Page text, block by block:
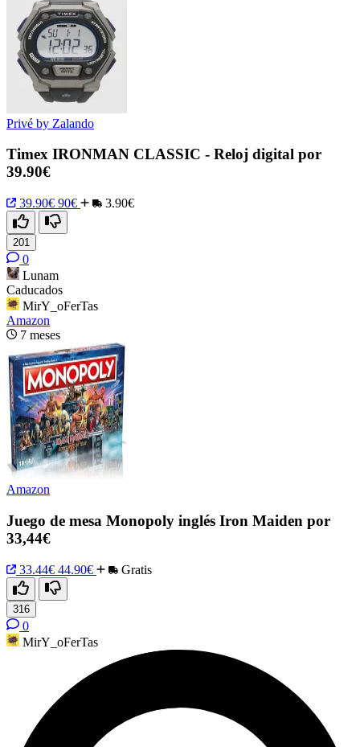
Privé by Zalando
Timex IRONMAN CLASSIC - Reloj digital por
39.90€
39.90€ 90€ 3.90€
201
0
Lunam
Caducados
MirY_oFerTas
Amazon
7 meses
Amazon
Juego de mesa Monopoly inglés Iron Maiden por
33,44€
33.44€ 44.90€ Gratis
316
0
MirY_oFerTas